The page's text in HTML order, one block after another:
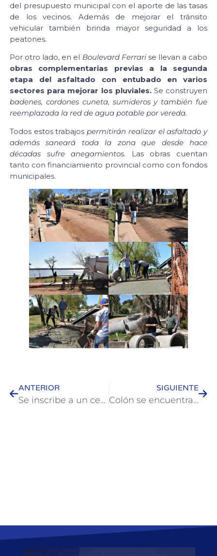
del presupuesto municipal con el aporte de las tasas
de los vecinos. Además de mejorar el tránsito
vehicular también brinda mayor seguridad a los
peatones.
Por otro lado, en el Boulevard Ferrari se llevan a cabo
obras complementarias previas a la segunda
etapa del asfaltado con entubado en varios
sectores para mejorar los pluviales.Se construyen
badenes, cordones cuneta, sumideros y también fue
reemplazada la red de agua potable por vereda.
Todos estos trabajos permitirán realizar el asfaltado y
además saneará toda la zona que desde hace
décadas sufre anegamientos. Las obras cuentan
tanto con financiamiento provincial como con fondos
municipales.
ANTERIOR
Se inscribe a un certamen para acceder a becas culturales
SIGUIENTE
Colón se encuentra dentro de los nuevos municipios de Argentina que culminaron el Inventario de Gases de Efecto Invernadero